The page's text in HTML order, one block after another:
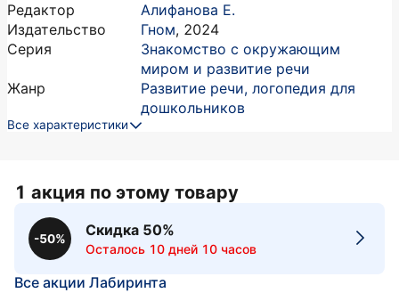
Редактор
Алифанова Е.
Издательство
Гном, 2024
Серия
Знакомство с окружающим
миром и развитие речи
Жанр
Развитие речи, логопедия для
дошкольников
Все характеристики
1 акция по этому товару
-50%
Скидка 50%
Осталось 10 дней 10 часов
Все акции Лабиринта